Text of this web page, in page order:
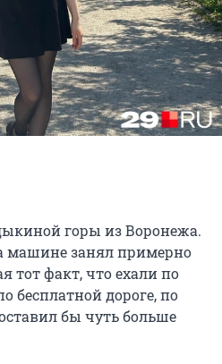
горы из Воронежа.
машине занял примерно
тот факт, что ехали по
бесплатной дороге, по
бы чуть больше